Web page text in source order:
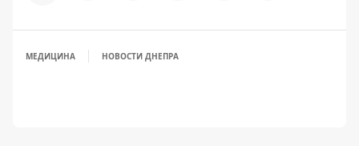
МЕДИЦИНА НОВОСТИ ДНЕПРА